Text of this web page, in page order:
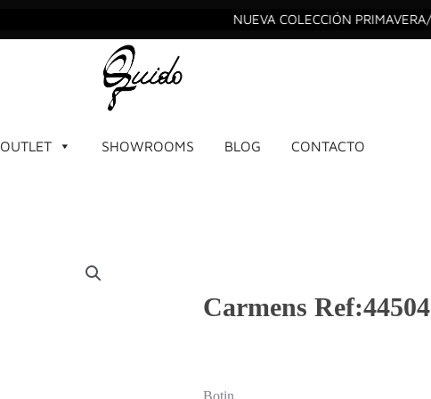
NUEVA COLECCIÓN PRIMAVERA/
OUTLET SHOWROOMS BLOG CONTACTO
Carmens Ref:44504